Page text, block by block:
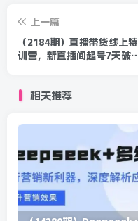
上一篇
（2184期）直播带货线上特
训营，新直播间起号7天破
相关推荐